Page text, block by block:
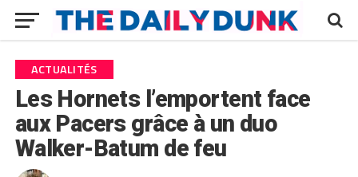
ACTUALITÉS
Les Hornets l’emportent face
aux Pacers grâce à un duo
Walker-Batum de feu